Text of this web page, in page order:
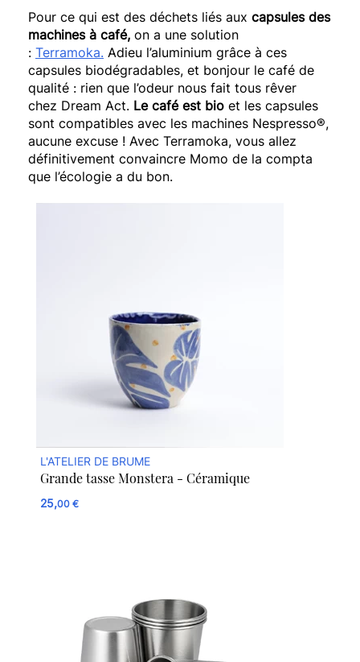
Pour ce qui est des déchets liés aux capsules des
machines à café, on a une solution
: Terramoka. Adieu l’aluminium grâce à ces
capsules biodégradables, et bonjour le café de
qualité : rien que l’odeur nous fait tous rêver
chez Dream Act. Le café est bio et les capsules
sont compatibles avec les machines Nespresso®,
aucune excuse ! Avec Terramoka, vous allez
définitivement convaincre Momo de la compta
que l’écologie a du bon.
L'ATELIER DE BRUME
Grande tasse Monstera - Céramique
25,00 €